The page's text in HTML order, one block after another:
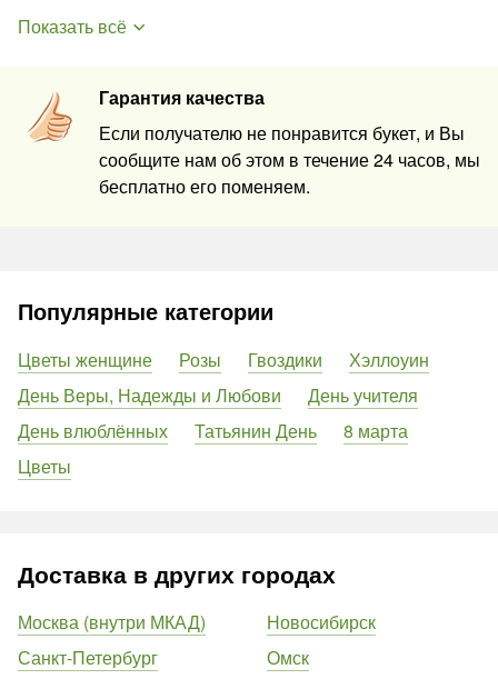
Гарантия качества
Если получателю не понравится букет, и Вы
сообщите нам об этом в течение 24 часов, мы
бесплатно его поменяем.
Показать всё
Популярные категории
Цветы женщине Розы Гвоздики
Хэллоуин
День Веры, Надежды и Любови
День учителя
День влюблённых
Татьянин День
8 марта
Цветы
Доставка в других городах
Москва (внутри МКАД)
Санкт-Петербург
Новосибирск
Омск